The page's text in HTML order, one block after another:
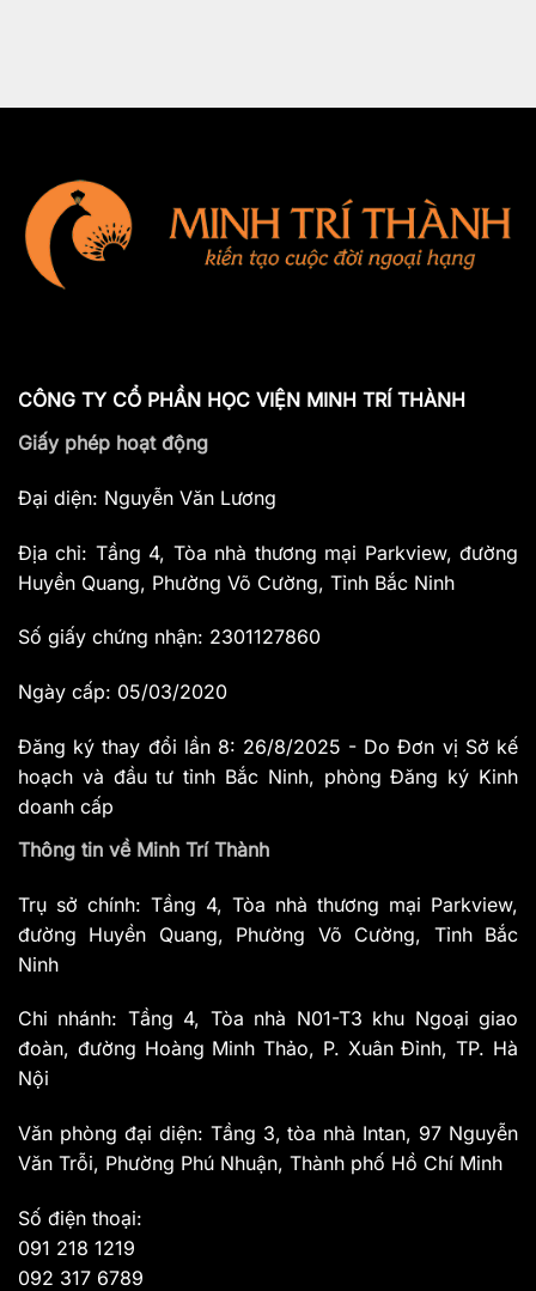
CÔNG TY CỔ PHẦN HỌC VIỆN MINH TRÍ THÀNH
Giấy phép hoạt động
Đại diện: Nguyễn Văn Lương
Địa chỉ: Tầng 4, Tòa nhà thương mại Parkview, đường
Huyền Quang, Phường Võ Cường, Tỉnh Bắc Ninh
Số giấy chứng nhận: 2301127860
Ngày cấp: 05/03/2020
Đăng ký thay đổi lần 8: 26/8/2025 - Do Đơn vị Sở kế
hoạch và đầu tư tỉnh Bắc Ninh, phòng Đăng ký Kinh
doanh cấp
Thông tin về Minh Trí Thành
Trụ sở chính: Tầng 4, Tòa nhà thương mại Parkview,
đường Huyền Quang, Phường Võ Cường, Tỉnh Bắc
Ninh
Chi nhánh: Tầng 4, Tòa nhà N01-T3 khu Ngoại giao
đoàn, đường Hoàng Minh Thảo, P. Xuân Đỉnh, TP. Hà
Nội
Văn phòng đại diện: Tầng 3, tòa nhà Intan, 97 Nguyễn
Văn Trỗi, Phường Phú Nhuận, Thành phố Hồ Chí Minh
Số điện thoại:
091 218 1219
092 317 6789